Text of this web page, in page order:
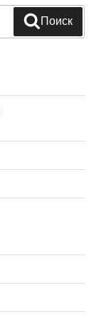
Поиск